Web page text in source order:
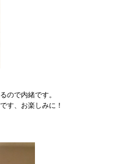
ので内緒です。
す、お楽しみに！